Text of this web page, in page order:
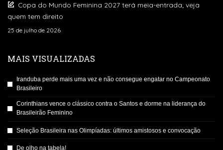
Copa do Mundo Feminina 2027 terá meia-entrada; veja
quem tem direito
25 de julho de 2026
MAIS VISUALIZADAS
Iranduba perde mais uma vez e não consegue engatar no Campeonato
Brasileiro
Corinthians vence o clássico contra o Santos e dorme na liderança do
Brasileirão Feminino
Seleção Brasileira nas Olimpíadas: últimos amistosos e convocação
De olho na tabela!